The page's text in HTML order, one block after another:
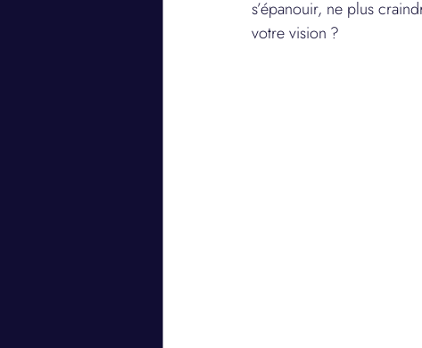
Intelligence
s’épanouir, ne plus
votre vision ?